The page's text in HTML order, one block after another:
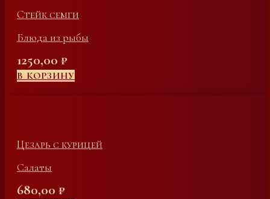
Стейк семги
Блюда из рыбы
1250,00 ₽
В КОРЗИНУ
Цезарь с курицей
Салаты
680,00 ₽